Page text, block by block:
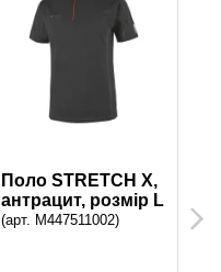
Поло STRETCH X,
антрацит, розмір L
(арт. M447511002) Next